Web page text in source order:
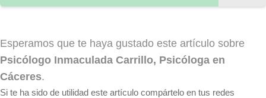
Esperamos que te haya gustado este artículo sobre
Psicólogo Inmaculada Carrillo, Psicóloga en
Cáceres.
Si te ha sido de utilidad este artículo compártelo en tus redes